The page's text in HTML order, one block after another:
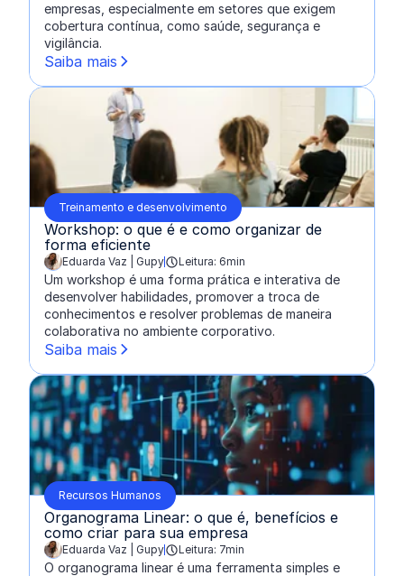
empresas, especialmente em setores que exigem
cobertura contínua, como saúde, segurança e
vigilância.
Saiba mais
Treinamento e desenvolvimento
Workshop: o que é e como organizar de
forma eficiente
escrito por:
Eduarda Vaz | Gupy Leitura: 6min
Um workshop é uma forma prática e interativa de
desenvolver habilidades, promover a troca de
conhecimentos e resolver problemas de maneira
colaborativa no ambiente corporativo.
Saiba mais
Recursos Humanos
Organograma Linear: o que é, benefícios e
como criar para sua empresa
escrito por:
Eduarda Vaz | Gupy Leitura: 7min
O organograma linear é uma ferramenta simples e